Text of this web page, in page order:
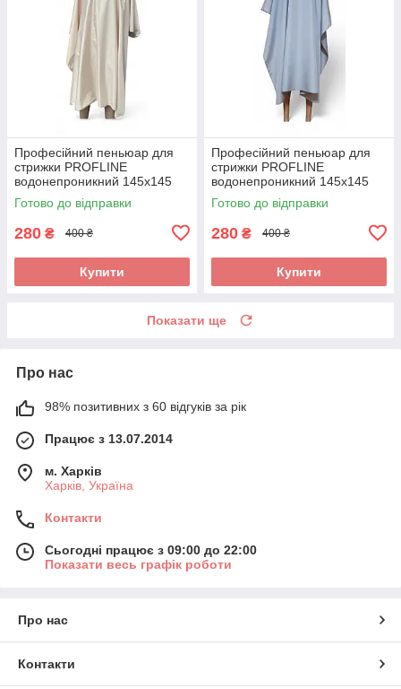
Професійний пеньюар для
стрижки PROFLINE
водонепроникний 145х145
см Бежевий (накидка
перукарська) Арт. 145Б
Готово до відправки
280 ₴ 400 ₴
Купити
Професійний пеньюар для
стрижки PROFLINE
водонепроникний 145х145
см Сірий (накидка
перукарська) Арт. 145С
Готово до відправки
280 ₴ 400 ₴
Купити
Показати ще
Про нас
98% позитивних з 60 відгуків за рік
Працює з 13.07.2014
м. Харків
Харків, Україна
Контакти
Сьогодні працює з 09:00 до 22:00
Показати весь графік роботи
Про нас
Контакти